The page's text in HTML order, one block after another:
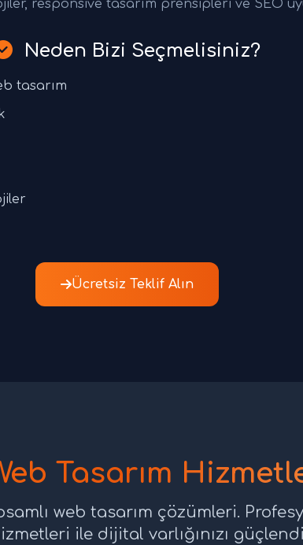
responsive tasarım prensipleri ve SEO
Neden Bizi Seçmelisiniz?
tasarım
Ücretsiz Teklif Alın
Tasarım
web tasarım çözümleri.
ile dijital varlığınızı